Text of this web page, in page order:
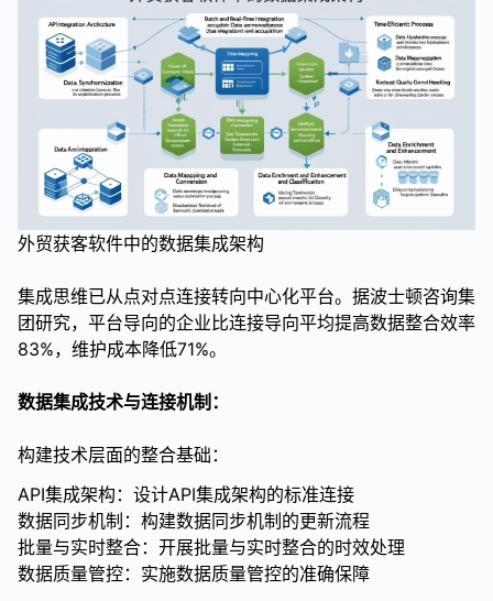
外贸获客软件中的数据集成架构
集成思维已从点对点连接转向中心化平台。据波士顿咨询集
团研究，平台导向的企业比连接导向平均提高数据整合效率
83%，维护成本降低71%。
数据集成技术与连接机制：
构建技术层面的整合基础：
API集成架构：设计API集成架构的标准连接
数据同步机制：构建数据同步机制的更新流程
批量与实时整合：开展批量与实时整合的时效处理
数据质量管控：实施数据质量管控的准确保障